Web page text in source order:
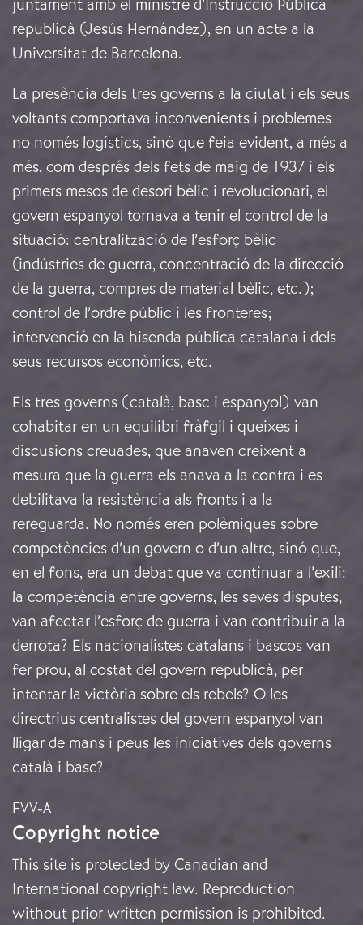
juntament amb el ministre d’Instrucció Pública
republicà (Jesús Hernández), en un acte a la
Universitat de Barcelona.
La presència dels tres governs a la ciutat i els seus
voltants comportava inconvenients i problemes
no només logístics, sinó que feia evident, a més a
més, com després dels fets de maig de 1937 i els
primers mesos de desori bèlic i revolucionari, el
govern espanyol tornava a tenir el control de la
situació: centralització de l’esforç bèlic
(indústries de guerra, concentració de la direcció
de la guerra, compres de material bèlic, etc.);
control de l’ordre públic i les fronteres;
intervenció en la hisenda pública catalana i dels
seus recursos econòmics, etc.
Els tres governs (català, basc i espanyol) van
cohabitar en un equilibri fràfgil i queixes i
discusions creuades, que anaven creixent a
mesura que la guerra els anava a la contra i es
debilitava la resistència als fronts i a la
rereguarda. No només eren polèmiques sobre
competències d’un govern o d’un altre, sinó que,
en el fons, era un debat que va continuar a l’exili:
la competència entre governs, les seves disputes,
van afectar l’esforç de guerra i van contribuir a la
derrota? Els nacionalistes catalans i bascos van
fer prou, al costat del govern republicà, per
intentar la victòria sobre els rebels? O les
directrius centralistes del govern espanyol van
lligar de mans i peus les iniciatives dels governs
català i basc?
FVV-A
Copyright notice
This site is protected by Canadian and
International copyright law. Reproduction
without prior written permission is prohibited.